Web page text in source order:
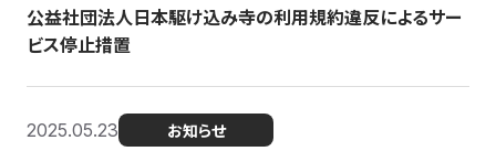
公益社団法人日本駆け込み寺の利用規約違反によるサー
ビス停止措置
2025.05.23 お知らせ